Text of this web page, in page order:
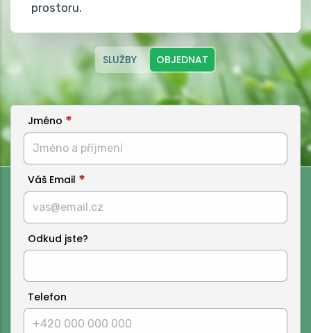
prostoru.
SLUŽBY OBJEDNAT
Jméno
Váš Email
Odkud jste?
Telefon